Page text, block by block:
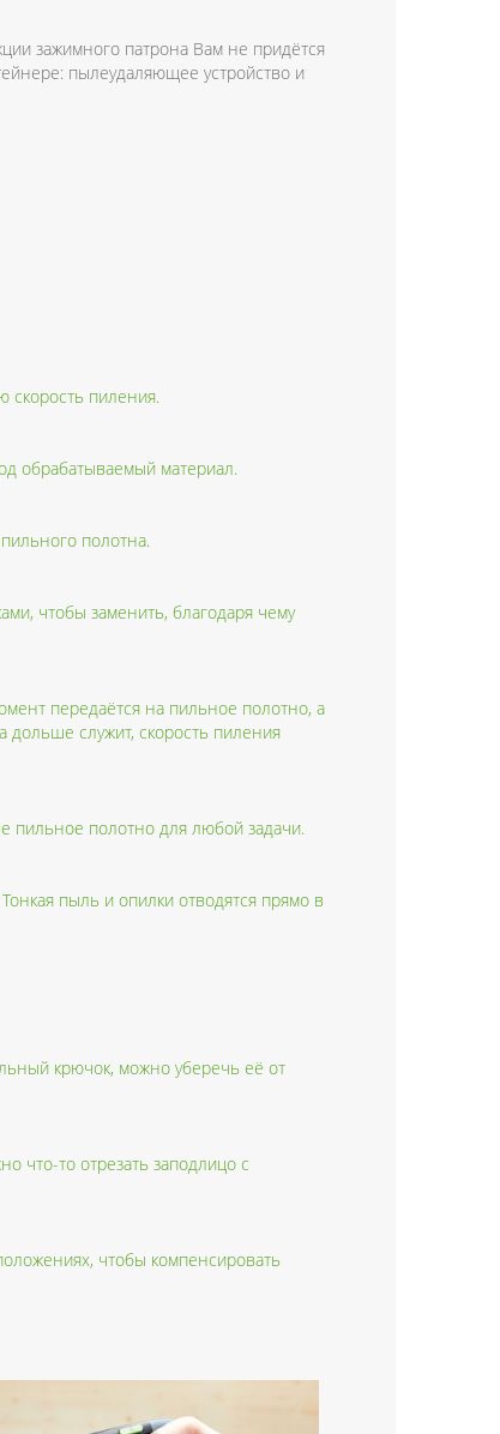
зажимного патрона Вам не придётся
пылеудаляющее устройство и
скорость пиления.
обрабатываемый материал.
полотна.
чтобы заменить, благодаря чему
передаётся на пильное полотно, а
дольше служит, скорость пиления
пильное полотно для любой задачи.
пыль и опилки отводятся прямо в
крючок, можно уберечь её от
что-то отрезать заподлицо с
чтобы компенсировать